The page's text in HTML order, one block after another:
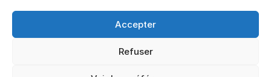
Accepter
Refuser
Nos autres marques
Nos réseaux